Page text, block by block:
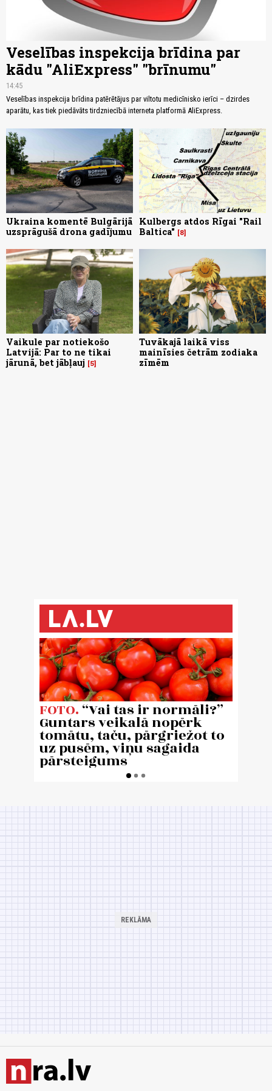
Veselības inspekcija brīdina par
kādu "AliExpress" "brīnumu"
14:45
Veselības inspekcija brīdina patērētājus par viltotu medicīnisko ierīci – dzirdes
aparātu, kas tiek piedāvāts tirdzniecībā interneta platformā AliExpress.
Ukraina komentē Bulgārijā
uzsprāgušā drona gadījumu
Kulbergs atdos Rīgai "Rail
Baltica"
8
Vaikule par notiekošo
Latvijā: Par to ne tikai
jārunā, bet jābļauj
5
Tuvākajā laikā viss
mainīsies četrām zodiaka
zīmēm